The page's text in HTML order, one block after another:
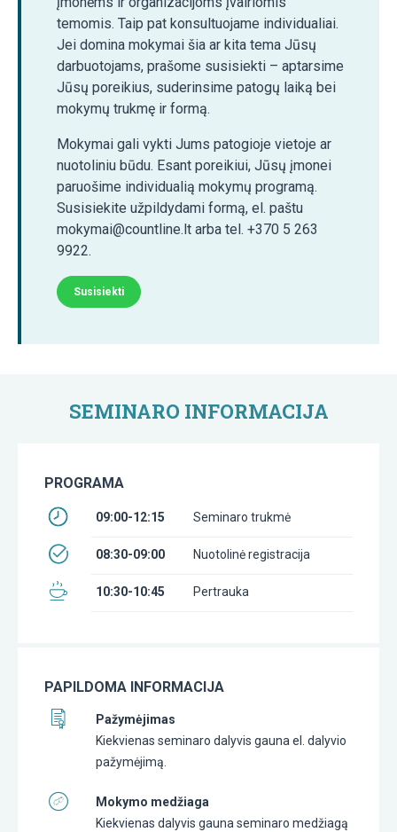
temomis. Taip pat konsultuojame individualiai.
Jei domina mokymai šia ar kita tema Jūsų
darbuotojams, prašome susisiekti – aptarsime
Jūsų poreikius, suderinsime patogų laiką bei
mokymų trukmę ir formą.
Mokymai gali vykti Jums patogioje vietoje ar
nuotoliniu būdu. Esant poreikiui, Jūsų įmonei
paruošime individualią mokymų programą.
Susisiekite užpildydami formą, el. paštu
mokymai@countline.lt arba tel. +370 5 263
9922.
Susisiekti
SEMINARO INFORMACIJA
PROGRAMA
09:00-12:15 Seminaro trukmė
08:30-09:00 Nuotolinė registracija
10:30-10:45 Pertrauka
PAPILDOMA INFORMACIJA
Pažymėjimas
Kiekvienas seminaro dalyvis gauna el. dalyvio
pažymėjimą.
Mokymo medžiaga
Kiekvienas dalyvis gauna seminaro medžiagą